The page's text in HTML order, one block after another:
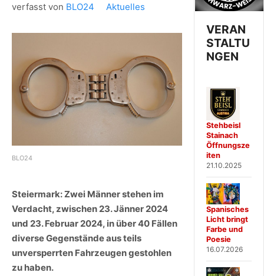
verfasst von BLO24 Aktuelles
BLO24
Steiermark: Zwei Männer stehen im
Verdacht, zwischen 23. Jänner 2024
und 23. Februar 2024, in über 40 Fällen
diverse Gegenstände aus teils
unversperrten Fahrzeugen gestohlen
zu haben.
VERAN
STALTU
NGEN
Stehbeisl
Stainach
Öffnungsze
iten
21.10.2025
Spanisches
Licht bringt
Farbe und
Poesie
16.07.2026